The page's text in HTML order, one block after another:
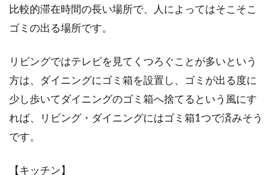
比較的滞在時間の長い場所で、人によってはそこそこ
ゴミの出る場所です。
リビングではテレビを見てくつろぐことが多いという
方は、ダイニングにゴミ箱を設置し、ゴミが出る度に
少し歩いてダイニングのゴミ箱へ捨てるという風にす
れば、リビング・ダイニングにはゴミ箱1つで済みそう
です。
【キッチン】